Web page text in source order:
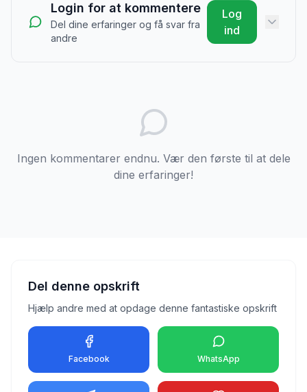
Login for at kommentere
Del dine erfaringer og få svar fra
andre
Log
ind
Ingen kommentarer endnu. Vær den første til at dele
dine erfaringer!
Del denne opskrift
Hjælp andre med at opdage denne fantastiske opskrift
Facebook WhatsApp